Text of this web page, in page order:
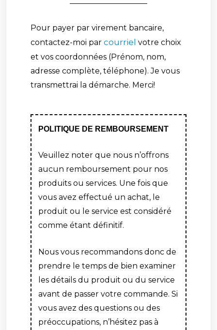
Pour payer par virement bancaire,
contactez-moi parcourriel votre choix
et vos coordonnées (Prénom, nom,
adresse complète, téléphone). Je vous
transmettrai la démarche. Merci!
POLITIQUE DE REMBOURSEMENT
Veuillez noter que nous n’offrons
aucun remboursement pour nos
produits ou services. Une fois que
vous avez effectué un achat, le
produit ou le service est considéré
comme étant définitif.
Nous vous recommandons donc de
prendre le temps de bien examiner
les détails du produit ou du service
avant de passer votre commande. Si
vous avez des questions ou des
préoccupations, n’hésitez pas à